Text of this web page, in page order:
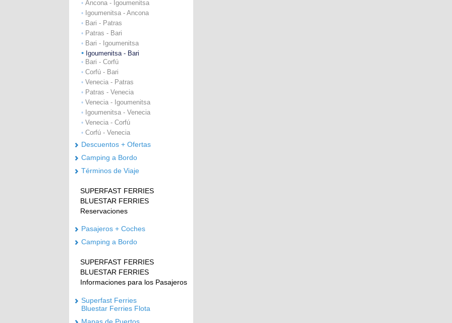
• Ancona - Igoumenitsa
• Igoumenitsa - Ancona
• Bari - Patras
• Patras - Bari
• Bari - Igoumenitsa
• Igoumenitsa - Bari
• Bari - Corfú
• Corfú - Bari
• Venecia - Patras
• Patras - Venecia
• Venecia - Igoumenitsa
• Igoumenitsa - Venecia
• Venecia - Corfú
• Corfú - Venecia
Descuentos + Ofertas
Camping a Bordo
Términos de Viaje
SUPERFAST FERRIES
BLUESTAR FERRIES
Reservaciones
Pasajeros + Coches
Camping a Bordo
SUPERFAST FERRIES
BLUESTAR FERRIES
Informaciones para los Pasajeros
Superfast Ferries
Bluestar Ferries Flota
Mapas de Puertos